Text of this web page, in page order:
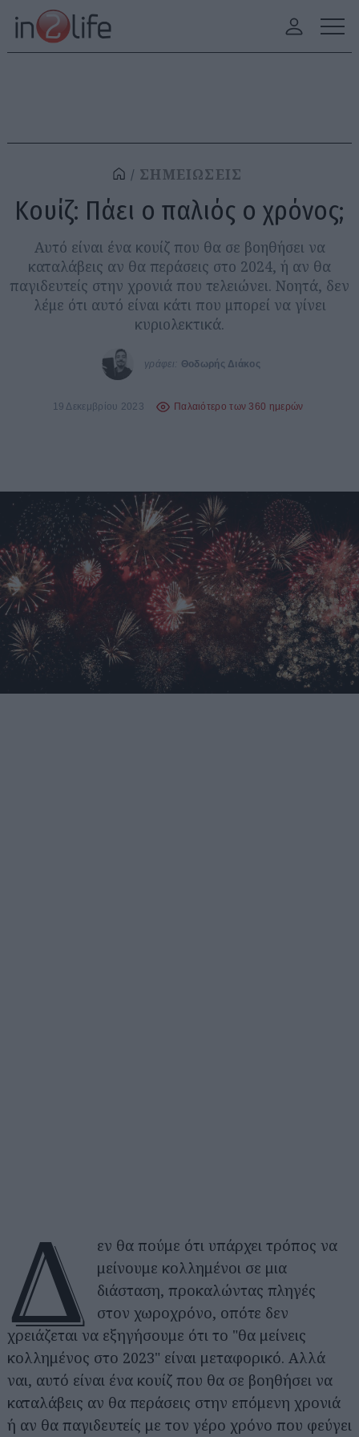
ΣΗΜΕΙΩΣΕΙΣ
Κουίζ: Πάει ο παλιός ο χρόνος;
Αυτό είναι ένα κουίζ που θα σε βοηθήσει να
καταλάβεις αν θα περάσεις στο 2024, ή αν θα
παγιδευτείς στην χρονιά που τελειώνει. Νοητά, δεν
λέμε ότι αυτό είναι κάτι που μπορεί να γίνει
κυριολεκτικά.
γράφει: Θοδωρής Διάκος
19 Δεκεμβρίου 2023 Παλαιότερο των 360 ημερών
Δ
εν θα πούμε ότι υπάρχει τρόπος να
μείνουμε κολλημένοι σε μια
διάσταση, προκαλώντας πληγές
στον χωροχρόνο, οπότε δεν
χρειάζεται να εξηγήσουμε ότι το "θα μείνεις
κολλημένος στο 2023" είναι μεταφορικό. Αλλά
ναι, αυτό είναι ένα κουίζ που θα σε βοηθήσει να
καταλάβεις αν θα περάσεις στην επόμενη χρονιά
ή αν θα παγιδευτείς με τον γέρο χρόνο που φεύγει